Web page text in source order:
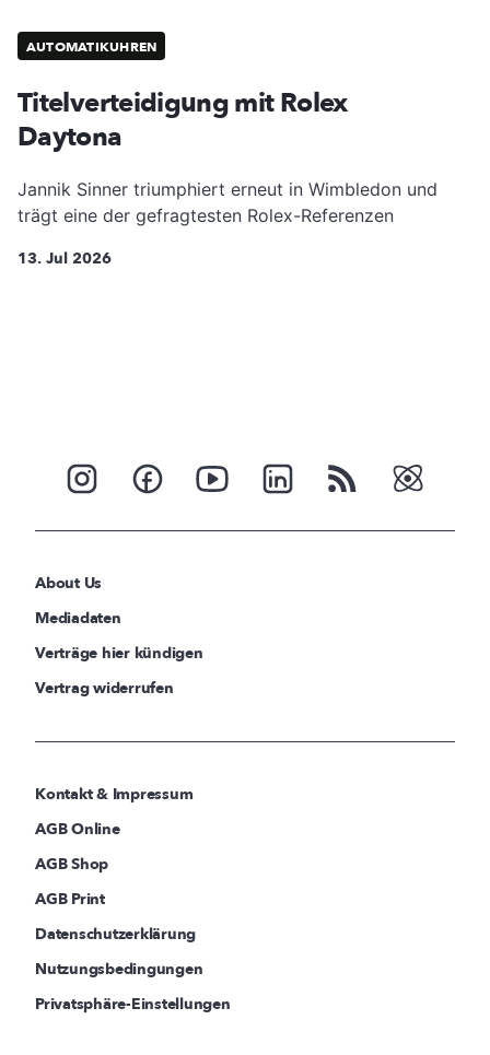
AUTOMATIKUHREN
Titelverteidigung mit Rolex
Daytona
Jannik Sinner triumphiert erneut in Wimbledon und
trägt eine der gefragtesten Rolex-Referenzen
13. Jul 2026
About Us
Mediadaten
Verträge hier kündigen
Vertrag widerrufen
Kontakt & Impressum
AGB Online
AGB Shop
AGB Print
Datenschutzerklärung
Nutzungsbedingungen
Privatsphäre-Einstellungen